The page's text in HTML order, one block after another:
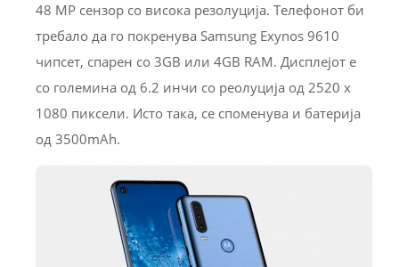
48 MP сензор со висока резолуција. Телефонот би
требало да го покренува Samsung Exynos 9610
чипсет, спарен со 3GB или 4GB RAM. Дисплејот е
со големина од 6.2 инчи со реолуција од 2520 x
1080 пиксели. Исто така, се споменува и батерија
од 3500mAh.